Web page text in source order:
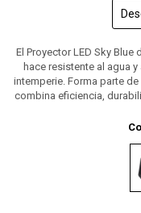
El Proyector LED Sky
hace resistente al agua
intemperie. Forma parte
combina eficiencia,